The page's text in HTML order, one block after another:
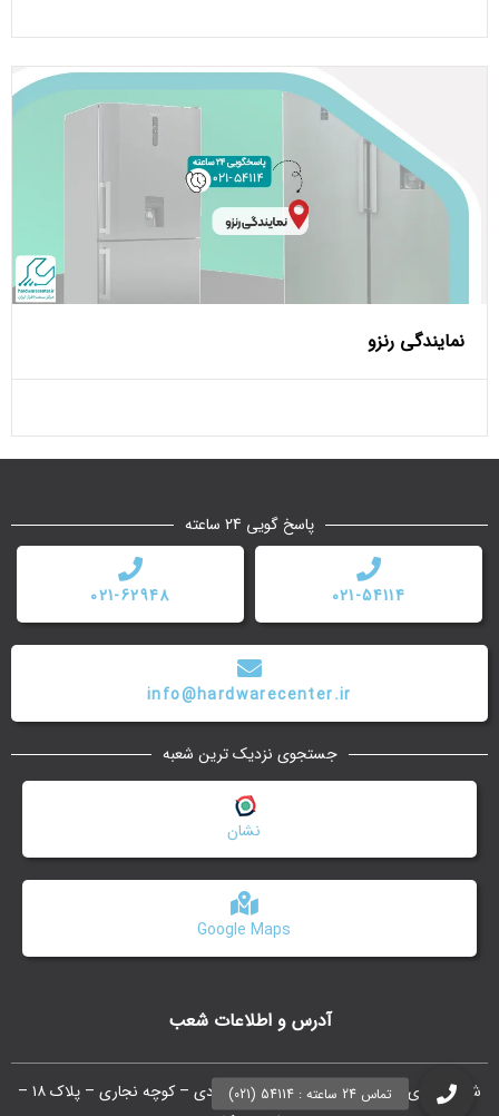
نمایندگی رنزو
آدرس و اطلاعات شعب
شعبه مرکزی : ستارخان – بین شادمهر و بهبودی – کوچه نجاری – پلاک ۱۸ –
پاسخ گویی 24 ساعته
021-54114
021-62948
info@hardwarecenter.ir
جستجوی نزدیک ترین شعبه
Google Maps
نشان